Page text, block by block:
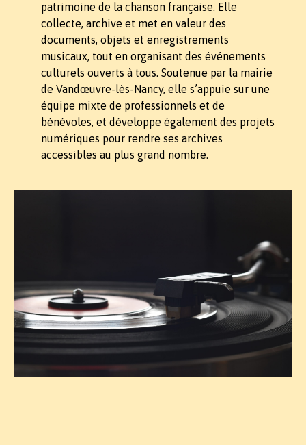
patrimoine de la chanson française. Elle
collecte, archive et met en valeur des
documents, objets et enregistrements
musicaux, tout en organisant des événements
culturels ouverts à tous. Soutenue par la mairie
de Vandœuvre-lès-Nancy, elle s’appuie sur une
équipe mixte de professionnels et de
bénévoles, et développe également des projets
numériques pour rendre ses archives
accessibles au plus grand nombre.